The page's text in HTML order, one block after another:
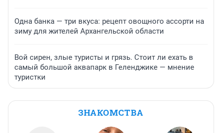
Одна банка — три вкуса: рецепт овощного ассорти на
зиму для жителей Архангельской области
Вой сирен, злые туристы и грязь. Стоит ли ехать в
самый большой аквапарк в Геленджике — мнение
туристки
ЗНАКОМСТВА